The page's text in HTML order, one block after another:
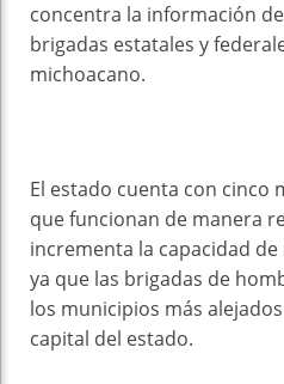
concentra la información
brigadas estatales y
michoacano.
El estado cuenta con cinco
que funcionan de manera
incrementa la capacidad
ya que las brigadas de
los municipios más
capital del estado.